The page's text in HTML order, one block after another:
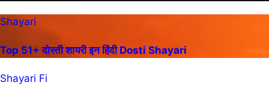
Shayari
Top 51+ दोस्ती शायरी इन हिंदी Dosti Shayari
Shayari Fi